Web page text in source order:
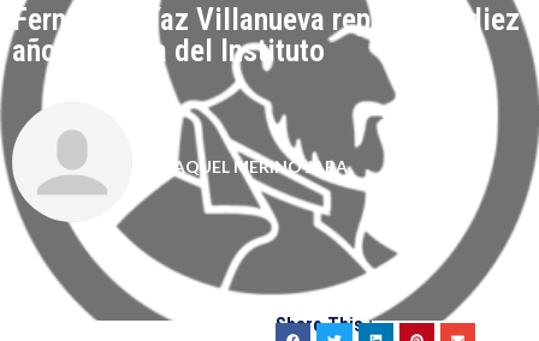
Fernando Díaz Villanueva repasa los diez
años de vida del Instituto
RAQUEL MERINO JARA
Share This :